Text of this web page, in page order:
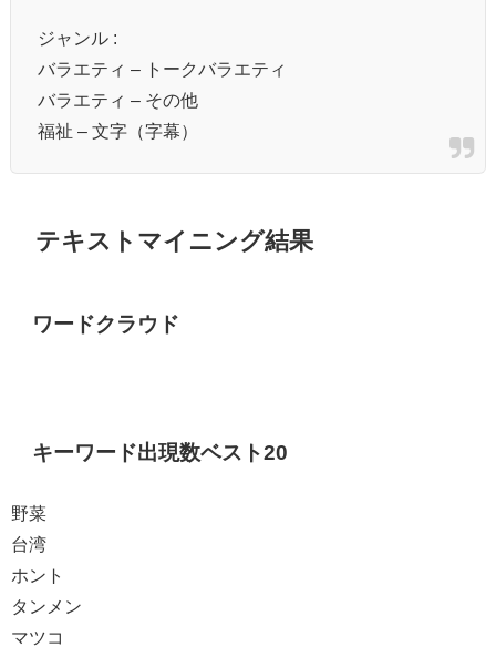
ジャンル :
バラエティ – トークバラエティ
バラエティ – その他
福祉 – 文字（字幕）
テキストマイニング結果
ワードクラウド
キーワード出現数ベスト20
野菜
台湾
ホント
タンメン
マツコ